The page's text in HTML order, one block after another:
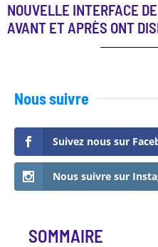
NOUVELLE INTERFACE
AVANT ET APRÈS ONT
Nous suivre
Suivez nous sur
Nous suivre sur
SOMMAIRE